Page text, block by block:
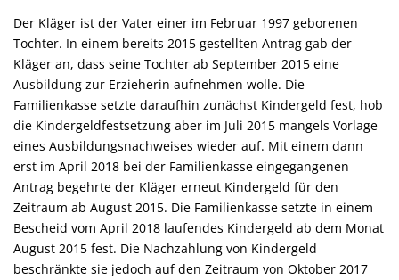
Der Kläger ist der Vater einer im Februar 1997 geborenen
Tochter. In einem bereits 2015 gestellten Antrag gab der
Kläger an, dass seine Tochter ab September 2015 eine
Ausbildung zur Erzieherin aufnehmen wolle. Die
Familienkasse setzte daraufhin zunächst Kindergeld fest, hob
die Kindergeldfestsetzung aber im Juli 2015 mangels Vorlage
eines Ausbildungsnachweises wieder auf. Mit einem dann
erst im April 2018 bei der Familienkasse eingegangenen
Antrag begehrte der Kläger erneut Kindergeld für den
Zeitraum ab August 2015. Die Familienkasse setzte in einem
Bescheid vom April 2018 laufendes Kindergeld ab dem Monat
August 2015 fest. Die Nachzahlung von Kindergeld
beschränkte sie jedoch auf den Zeitraum von Oktober 2017